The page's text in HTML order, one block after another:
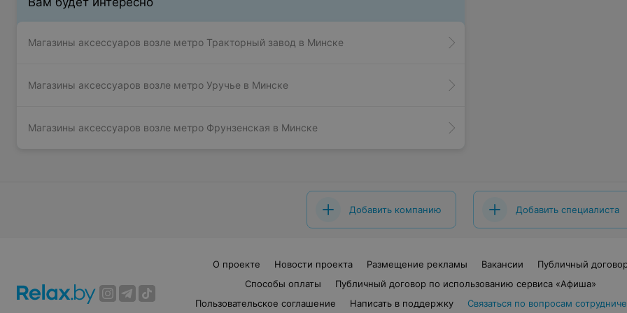
Магазины аксессуаров возле метро Тракторный завод в Минске
Магазины аксессуаров возле метро Уручье в Минске
Магазины аксессуаров возле метро Фрунзенская в Минске
Добавить компанию Добавить специалиста
О проекте Новости проекта Размещение рекламы Вакансии
Публичный
Способы оплаты
Публичный договор по использованию сервиса «Афиша»
Пользовательское соглашение
Написать в поддержку Связаться по вопросам